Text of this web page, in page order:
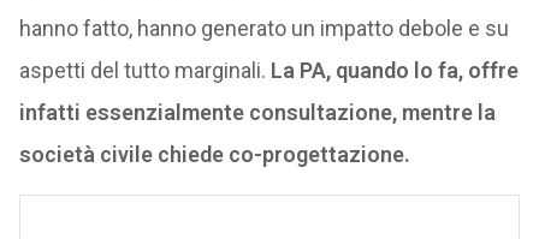
hanno fatto, hanno generato un impatto debole e su
aspetti del tutto marginali. La PA, quando lo fa, offre
infatti essenzialmente consultazione, mentre la
società civile chiede co-progettazione.